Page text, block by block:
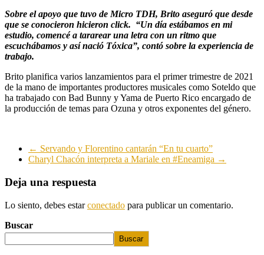
Sobre el apoyo que tuvo de Micro TDH, Brito aseguró que desde
que se conocieron hicieron click. “Un día estábamos en mi
estudio, comencé a tararear una letra con un ritmo que
escuchábamos y así nació Tóxica”, contó sobre la experiencia de
trabajo.
Brito planifica varios lanzamientos para el primer trimestre de 2021
de la mano de importantes productores musicales como Soteldo que
ha trabajado con Bad Bunny y Yama de Puerto Rico encargado de
la producción de temas para Ozuna y otros exponentes del género.
← Servando y Florentino cantarán “En tu cuarto”
Charyl Chacón interpreta a Mariale en #Eneamiga →
Deja una respuesta
Lo siento, debes estarconectado para publicar un comentario.
Buscar
Buscar